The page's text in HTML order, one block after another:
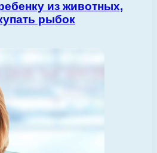
из животных,
рыбок